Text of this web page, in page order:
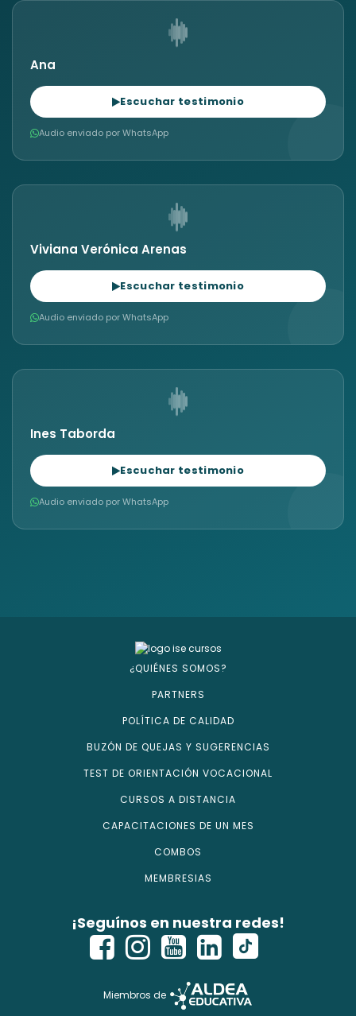
Ana
Escuchar testimonio
Audio enviado por WhatsApp
Viviana Verónica Arenas
Escuchar testimonio
Audio enviado por WhatsApp
Ines Taborda
Escuchar testimonio
Audio enviado por WhatsApp
¿QUIÉNES SOMOS?
PARTNERS
POLÍTICA DE CALIDAD
BUZÓN DE QUEJAS Y SUGERENCIAS
TEST DE ORIENTACIÓN VOCACIONAL
CURSOS A DISTANCIA
CAPACITACIONES DE UN MES
COMBOS
MEMBRESIAS
¡Seguínos en nuestra redes!
Miembros de